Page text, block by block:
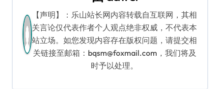
【声明】：乐山站长网内容转载自互联网，其相
关言论仅代表作者个人观点绝非权威，不代表本
站立场。如您发现内容存在版权问题，请提交相
关链接至邮箱：bqsm@foxmail.com，我们将及
时予以处理。